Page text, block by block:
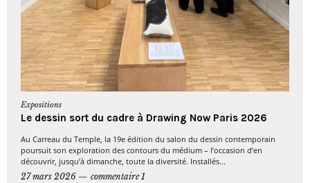
Expositions
Le dessin sort du cadre à Drawing Now Paris 2026
Au Carreau du Temple, la 19e édition du salon du dessin contemporain
poursuit son exploration des contours du médium – l’occasion d’en
découvrir, jusqu’à dimanche, toute la diversité. Installés...
27 mars 2026
commentaire 1